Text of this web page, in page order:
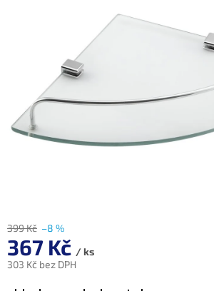
hvězdiček.
399 Kč –8 %
367 Kč / ks
303 Kč bez DPH